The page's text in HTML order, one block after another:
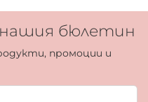
бюлетин
промоции и